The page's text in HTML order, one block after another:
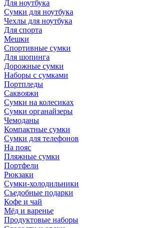
Для ноутбука
Сумки для ноутбука
Чехлы для ноутбука
Для спорта
Мешки
Спортивные сумки
Для шопинга
Дорожные сумки
Наборы с сумками
Портпледы
Саквояжи
Сумки на колесиках
Сумки органайзеры
Чемоданы
Компактные сумки
Сумки для телефонов
На пояс
Пляжные сумки
Портфели
Рюкзаки
Сумки-холодильники
Съедобные подарки
Кофе и чай
Мёд и варенье
Продуктовые наборы